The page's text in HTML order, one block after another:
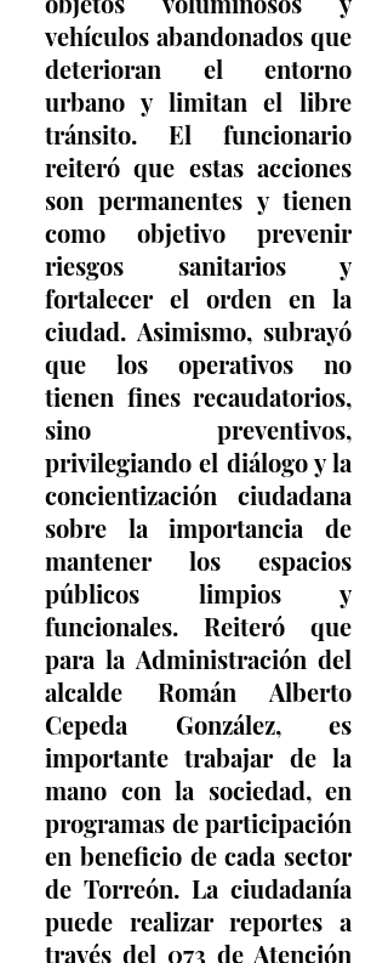
vehículos abandonados que
deterioran el entorno
urbano y limitan el libre
tránsito. El funcionario
reiteró que estas acciones
son permanentes y tienen
como objetivo prevenir
riesgos sanitarios y
fortalecer el orden en la
ciudad. Asimismo, subrayó
que los operativos no
tienen fines recaudatorios,
sino preventivos,
privilegiando el diálogo y la
concientización ciudadana
sobre la importancia de
mantener los espacios
públicos limpios y
funcionales. Reiteró que
para la Administración del
alcalde Román Alberto
Cepeda González, es
importante trabajar de la
mano con la sociedad, en
programas de participación
en beneficio de cada sector
de Torreón. La ciudadanía
puede realizar reportes a
través del 073 de Atención